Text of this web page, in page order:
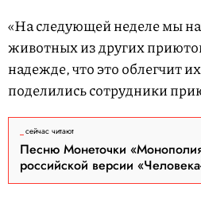
«На следующей неделе мы
животных из других
надежде, что это облегчит
поделились сотрудники
сейчас читают
Песню Монеточки
российской версии